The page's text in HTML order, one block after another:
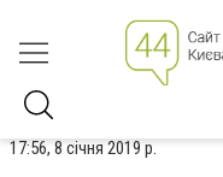
17:56, 8 січня 2019 р.